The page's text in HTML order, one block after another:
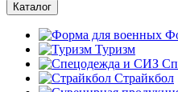
Каталог
Туризм
Страйкбол